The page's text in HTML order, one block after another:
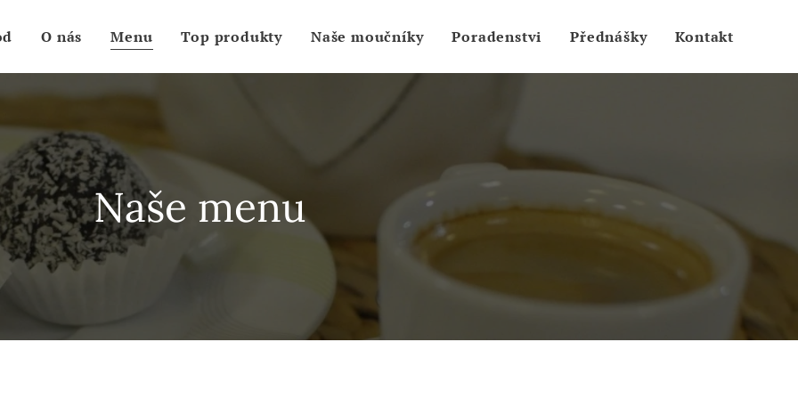
O nás Menu Top produkty Naše moučníky Poradenstvi Přednášky Kontakt
Naše menu